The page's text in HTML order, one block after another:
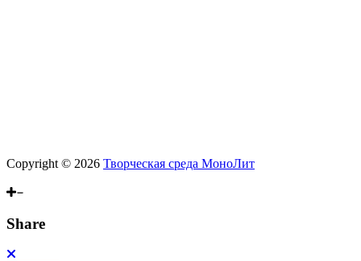
Copyright © 2026 Творческая среда МоноЛит
Up
Share